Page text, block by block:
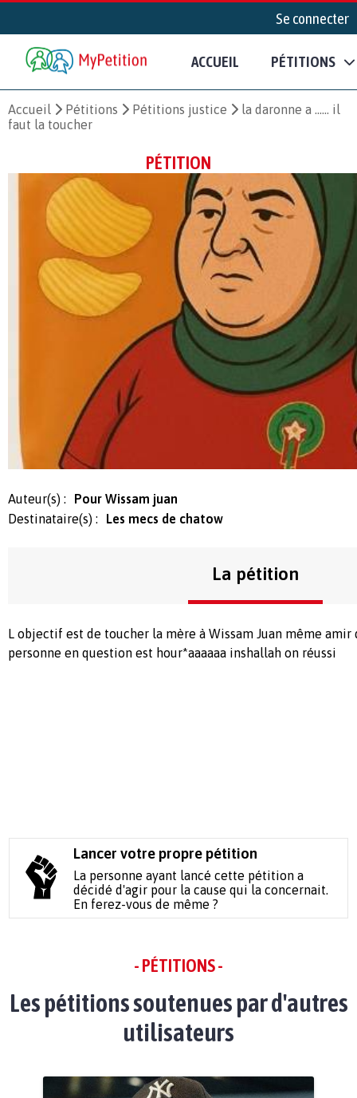
Se connecter
ACCUEIL PÉTITIONS
Accueil Pétitions Pétitions justice
la daronne a …… il
faut la toucher
PÉTITION
Auteur(s) :
Pour Wissam juan
Destinataire(s) :
Les mecs de chatow
La pétition
L objectif est de toucher la mère à Wissam Juan même
personne en question est hour*aaaaaa inshallah on réussi
Lancer votre propre pétition
La personne ayant lancé cette pétition a
décidé d'agir pour la cause qui la concernait.
En ferez-vous de même ?
- PÉTITIONS -
Les pétitions soutenues par d'autres
utilisateurs